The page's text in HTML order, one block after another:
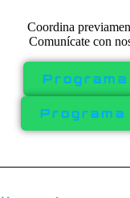
Coordina
Comunícate con